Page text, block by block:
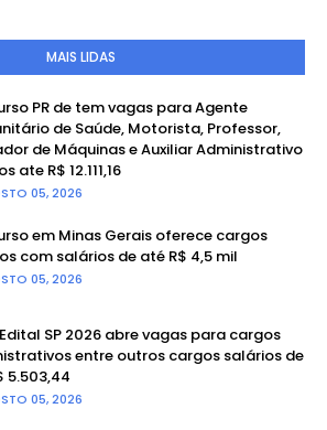
MAIS LIDAS
PR de tem vagas para Agente
de Saúde, Motorista, Professor,
de Máquinas e Auxiliar Administrativo
ate R$ 12.111,16
05, 2026
em Minas Gerais oferece cargos
com salários de até R$ 4,5 mil
05, 2026
SP 2026 abre vagas para cargos
entre outros cargos salários de
5.503,44
05, 2026